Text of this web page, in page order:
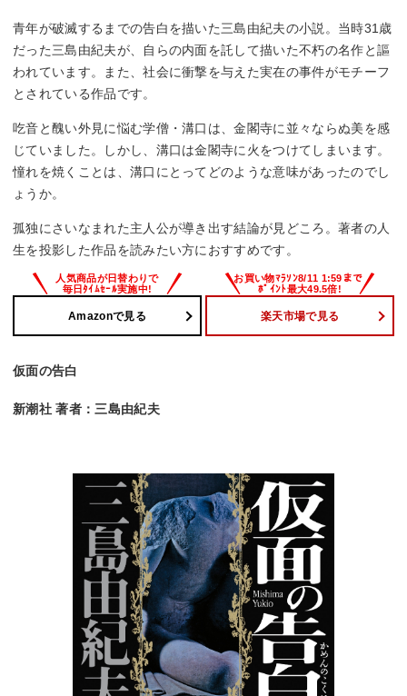
青年が破滅するまでの告白を描いた三島由紀夫の小説。当時31歳
だった三島由紀夫が、自らの内面を託して描いた不朽の名作と謳
われています。また、社会に衝撃を与えた実在の事件がモチーフ
とされている作品です。
吃音と醜い外見に悩む学僧・溝口は、金閣寺に並々ならぬ美を感
じていました。しかし、溝口は金閣寺に火をつけてしまいます。
憧れを焼くことは、溝口にとってどのような意味があったのでし
ょうか。
孤独にさいなまれた主人公が導き出す結論が見どころ。著者の人
生を投影した作品を読みたい方におすすめです。
Amazonで見る 楽天市場で見る
仮面の告白
新潮社 著者：三島由紀夫